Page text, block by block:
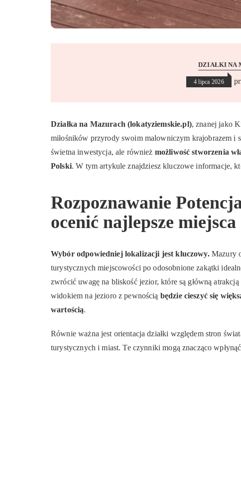
DZIAŁKI NA
4 lipca 2026
Działka na Mazurach (lokatyziemskie.pl), znanej jako
miłośników przyrody swoim malowniczym krajobrazem i
świetna inwestycja, ale również możliwość stworzenia
Polski. W tym artykule znajdziesz kluczowe informacje,
Rozpoznawanie
ocenić najlepsze
Wybór odpowiedniej lokalizacji jest kluczowy.Mazury
turystycznych miejscowości po odosobnione zakątki
zwrócić uwagę na bliskość jezior, które są główną
widokiem na jezioro z pewnością będzie cieszyć się
wartością.
Równie ważna jest orientacja działki względem stron
turystycznych i miast. Te czynniki mogą znacząco